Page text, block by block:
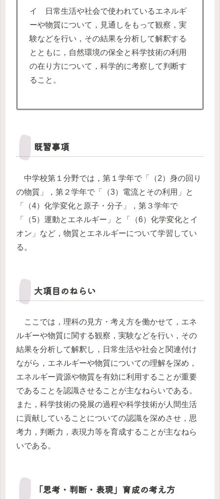
イ 日常生活や社会で使われているエネルギ
ーや物質について，見通しをもって観察，実
験などを行い，その結果を分析して解釈する
とともに，自然環境の保全と科学技術の利用
の在り方について，科学的に考察して判断す
ること。
既習事項
中学校第１分野では，第１学年で「（2）身の回り
の物質」，第２学年で「（3）電流とその利用」と
「（4）化学変化と原子・分子」，第３学年で
「（5）運動とエネルギー」と「（6）化学変化とイ
オン」など，物質とエネルギーについて学習してい
る。
大項目のねらい
ここでは，理科の見方・考え方を働かせて，エネ
ルギーや物質に関する観察，実験などを行い，その
結果を分析して解釈し，日常生活や社会と関連付け
ながら，エネルギーや物質についての理解を深め，
エネルギー資源や物質を有効に利用することが重要
であることを認識させることが主なねらいである。
また，科学技術の発展の過程や科学技術が人間生活
に貢献していることについての認識を深めさせ，思
考力，判断力，表現力等を育成することが主なねら
いである。
「思考・判断・表現」育成の考え方